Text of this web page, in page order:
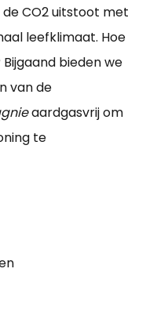
CO2 uitstoot met
leefklimaat. Hoe
bieden we
van de
aardgasvrij om
te